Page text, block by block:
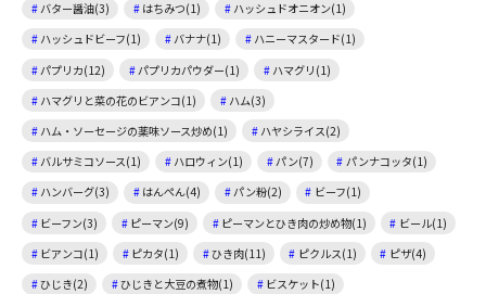
バター醤油(3)
はちみつ(1)
ハッシュドオニオン(1)
ハッシュドビーフ(1)
バナナ(1)
ハニーマスタード(1)
パプリカ(12)
パプリカパウダー(1)
ハマグリ(1)
ハマグリと菜の花のビアンコ(1)
ハム(3)
ハム・ソーセージの薬味ソース炒め(1)
ハヤシライス(2)
バルサミコソース(1)
ハロウィン(1) パン(7)
パンナコッタ(1)
ハンバーグ(3)
はんぺん(4) パン粉(2)
ビーフ(1)
ビーフン(3)
ピーマン(9) ピーマンとひき肉の炒め物(1)
ビール(1)
ビアンコ(1)
ピカタ(1) ひき肉(11) ピクルス(1)
ピザ(4)
ひじき(2)
ひじきと大豆の煮物(1)
ビスケット(1)